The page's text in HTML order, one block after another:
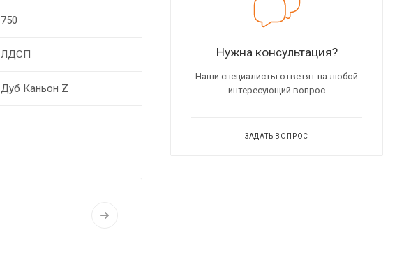
750
ЛДСП
Дуб Каньон Z
Нужна консультация?
Наши специалисты ответят на любой
интересующий вопрос
ЗАДАТЬ ВОПРОС